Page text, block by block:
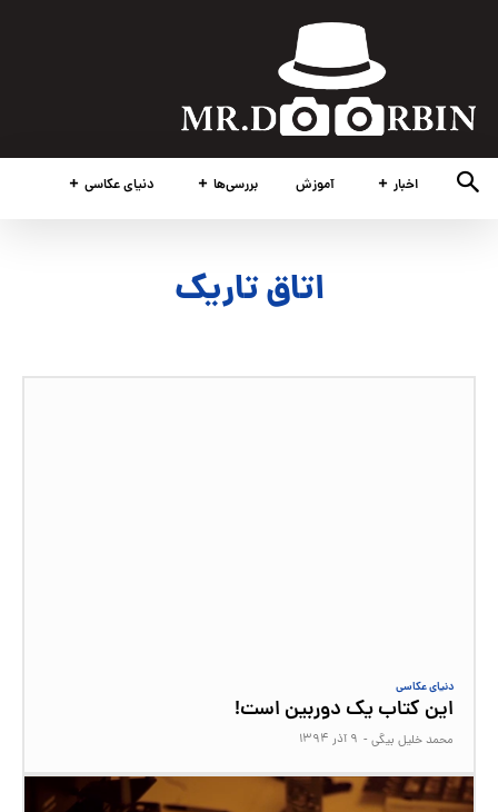
دنیای عکاسی بررسی‌ها آموزش اخبار
اتاق تاریک
دنیای عکاسی
این کتاب یک دوربین است!
محمد خلیل بیگی - ۹ آذر ۱۳۹۴